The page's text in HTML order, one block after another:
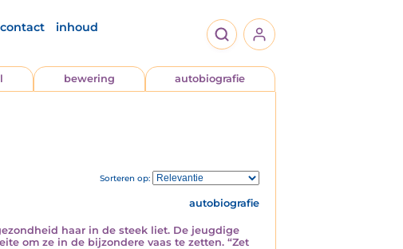
contact inhoud
bewering autobiografie
Sorteren op:
autobiografie
haar in de steek liet. De jeugdige
om ze in de bijzondere vaas te zetten. “Zet